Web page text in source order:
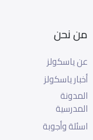
من نحن
عن ياسكولز
أخبار ياسكولز
المدونة
المدرسية
اسئلة وأجوبة